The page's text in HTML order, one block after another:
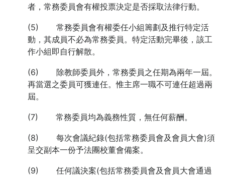
者，常務委員會有權投票決定是否採取法律行動。
(5) 常務委員會有權委任小組籌劃及推行特定活
動，其成員不必為常務委員。特定活動完畢後，該工
作小組即自行解散。
(6) 除教師委員外，常務委員之任期為兩年一屆。
再當選之委員可獲連任。惟主席一職不可連任超過兩
屆。
(7) 常務委員均為義務性質，無任何薪酬。
(8) 每次會議紀錄(包括常務委員會及會員大會)須
呈交副本一份予法團校董會備案。
(9) 任何議決案(包括常務委員會及會員大會通過